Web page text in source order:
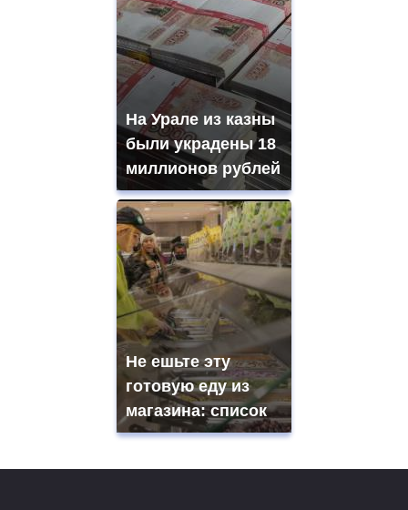
На Урале из казны
были украдены 18
миллионов рублей
Не ешьте эту
готовую еду из
магазина: список